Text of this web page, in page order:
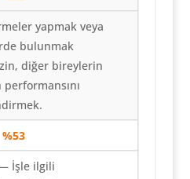
yapmak veya
bulunmak
diğer bireylerin
%53
İşle ilgili